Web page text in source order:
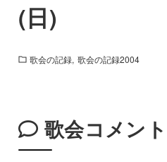
(日)
歌会の記録 歌会の記録2004
歌会コメント